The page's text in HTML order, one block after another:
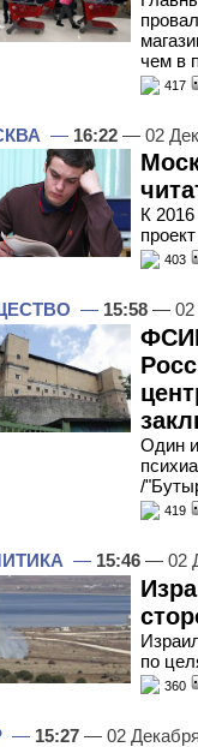
чем в
417
— 16:22 — 02
К
403
— 15:58 — 02
Один
/
419
— 15:46 — 02
по
360
— 15:27 — 02